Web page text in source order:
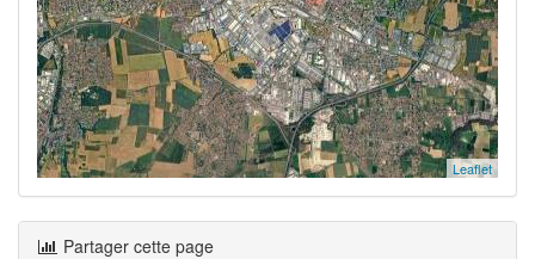
Leaflet
Partager cette page